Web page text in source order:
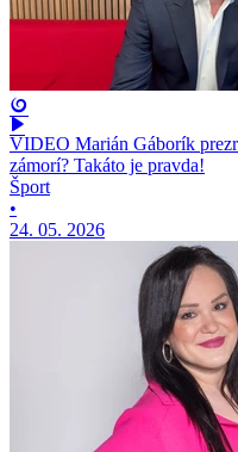
VIDEO Marián Gáborík
zámorí? Takáto je pravda!
Šport
•
24. 05. 2026